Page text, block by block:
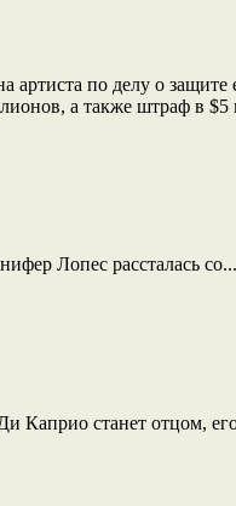
по делу о защите
а также штраф в
Лопес рассталась со...
Каприо станет отцом,